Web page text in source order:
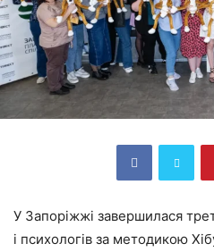
У Запоріжжі завершилася
і психологів за методикою